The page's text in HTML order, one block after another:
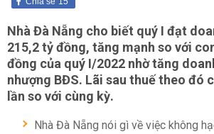
Nhà Đà Nẵng cho biết quý I đạt
215,2 tỷ đồng, tăng mạnh so với
đồng của quý I/2022 nhờ tăng
nhượng BĐS. Lãi sau thuế theo đó
lần so với cùng kỳ.
Nhà Đà Nẵng nói gì về việc không